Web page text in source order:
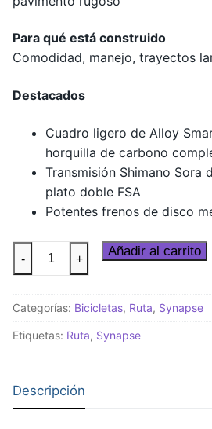
Para qué está construido
Comodidad, manejo, trayectos
Destacados
Cuadro ligero de Alloy
horquilla de carbono
Transmisión Shimano Sora
plato doble FSA
Potentes frenos de disco
Synapse
3
Yellow
cantidad
- + Añadir al carrito
Categorías: Bicicletas, Ruta, Synapse
Etiquetas: Ruta, Synapse
Descripción